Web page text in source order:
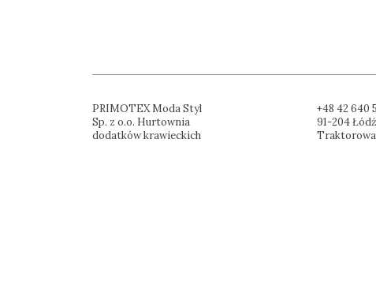
PRIMOTEX Moda Styl
Sp. z o.o. Hurtownia
dodatków krawieckich
+48 42 640
91-204
Traktorowa